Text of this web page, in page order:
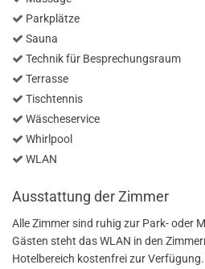
Parkplätze
Sauna
Technik für Besprechungsraum
Terrasse
Tischtennis
Wäscheservice
Whirlpool
WLAN
Ausstattung der Zimmer
Alle Zimmer sind ruhig zur Park- oder
Gästen steht das WLAN in den
Hotelbereich kostenfrei zur Verfügung.